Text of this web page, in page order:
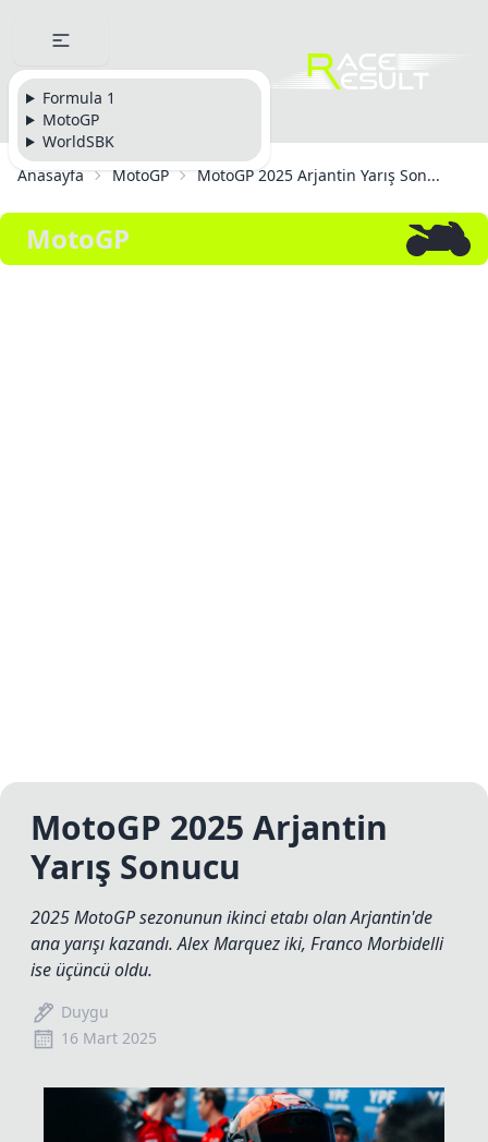
Formula 1
MotoGP
WorldSBK
Anasayfa
MotoGP MotoGP 2025 Arjantin Yarış Son...
MotoGP
MotoGP 2025 Arjantin
Yarış Sonucu
2025 MotoGP sezonunun ikinci etabı olan Arjantin'de
ana yarışı kazandı. Alex Marquez iki, Franco Morbidelli
ise üçüncü oldu.
Duygu
16 Mart 2025